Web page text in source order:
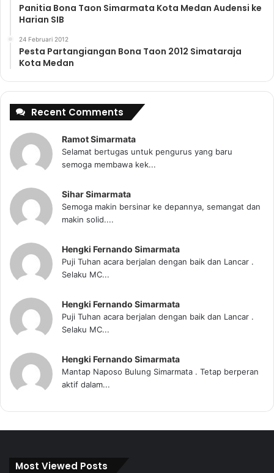
Panitia Bona Taon Simarmata Kota Medan Audensi ke
Harian SIB
24 Februari 2012
Pesta Partangiangan Bona Taon 2012 Simataraja
Kota Medan
Recent Comments
Ramot Simarmata
Selamat bertugas untuk pengurus yang baru
semoga membawa kek...
Sihar Simarmata
Semoga makin bersinar ke depannya, semangat dan
makin solid....
Hengki Fernando Simarmata
Puji Tuhan acara berjalan dengan baik dan Lancar .
Selaku MC...
Hengki Fernando Simarmata
Puji Tuhan acara berjalan dengan baik dan Lancar .
Selaku MC...
Hengki Fernando Simarmata
Mantap Naposo Bulung Simarmata . Tetap berperan
aktif dalam...
Most Viewed Posts